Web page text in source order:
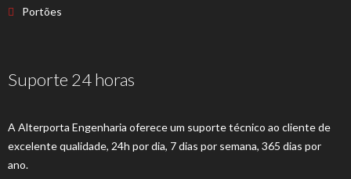
Portões
Suporte 24 horas
A Alterporta Engenharia oferece um suporte técnico ao cliente de
excelente qualidade, 24h por dia, 7 dias por semana, 365 dias por
ano.